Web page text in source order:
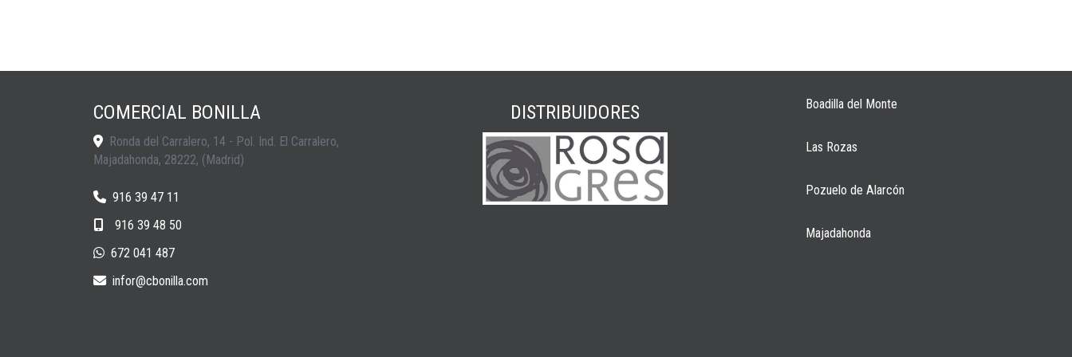
COMERCIAL BONILLA
Ronda del Carralero, 14 - Pol. Ind. El Carralero,
Majadahonda, 28222, (Madrid)
916 39 47 11
916 39 48 50
672 041 487
infor
cbonilla.com
DISTRIBUIDORES Boadilla del Monte
Las Rozas
Pozuelo de Alarcón
Majadahonda